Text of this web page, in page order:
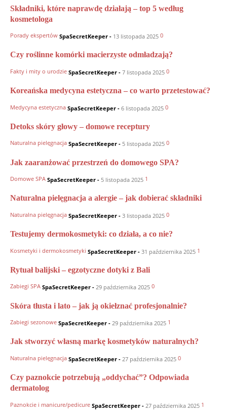
Składniki, które naprawdę działają – top 5 według
kosmetologa
Porady ekspertów SpaSecretKeeper - 13 listopada 2025 0
Czy roślinne komórki macierzyste odmładzają?
Fakty i mity o urodzie SpaSecretKeeper - 7 listopada 2025 0
Koreańska medycyna estetyczna – co warto przetestować?
Medycyna estetyczna SpaSecretKeeper - 6 listopada 2025 0
Detoks skóry głowy – domowe receptury
Naturalna pielęgnacja SpaSecretKeeper - 5 listopada 2025 0
Jak zaaranżować przestrzeń do domowego SPA?
Domowe SPA SpaSecretKeeper - 5 listopada 2025 1
Naturalna pielęgnacja a alergie – jak dobierać składniki
Naturalna pielęgnacja SpaSecretKeeper - 3 listopada 2025 0
Testujemy dermokosmetyki: co działa, a co nie?
Kosmetyki i dermokosmetyki SpaSecretKeeper - 31 października 2025 1
Rytuał balijski – egzotyczne dotyki z Bali
Zabiegi SPA SpaSecretKeeper - 29 października 2025 0
Skóra tłusta i lato – jak ją okiełznać profesjonalnie?
Zabiegi sezonowe SpaSecretKeeper - 29 października 2025 1
Jak stworzyć własną markę kosmetyków naturalnych?
Naturalna pielęgnacja SpaSecretKeeper - 27 października 2025 0
Czy paznokcie potrzebują „oddychać”? Odpowiada
dermatolog
Paznokcie i manicure/pedicure SpaSecretKeeper - 27 października 2025 1